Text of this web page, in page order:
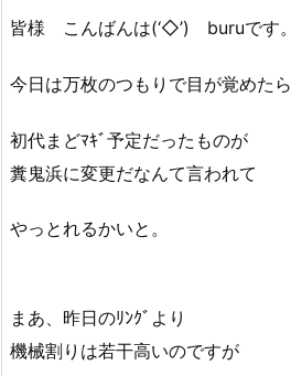
皆様 こんばんは(‘◇’)ゞburuです。
今日は万枚のつもりで目が覚めたら
初代まどﾏｷﾞ予定だったものが
糞鬼浜に変更だなんて言われて
やっとれるかいと。
まあ、昨日のﾘﾝｸﾞより
機械割りは若干高いのですが